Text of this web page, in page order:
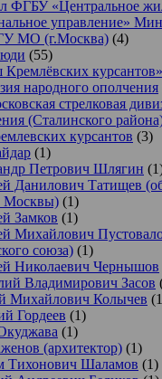
ФГБУ «Центральное
управление»
МО (г.Москва) (4)
(55)
курсантов»
народного ополчения
стрелковая
(Сталинского
курсантов (3)
(1)
Петрович Шлягин
Данилович Татищев
Москвы) (1)
Замков (1)
Михайлович
союза) (1)
Николаевич Чернышов
Владимирович Засов
Михайлович Колычев
Гордеев (1)
(1)
(архитектор) (1)
Тихонович Шаламов (1)